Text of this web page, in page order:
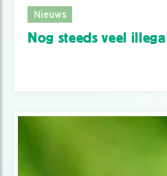
Nieuws
Nog steeds veel